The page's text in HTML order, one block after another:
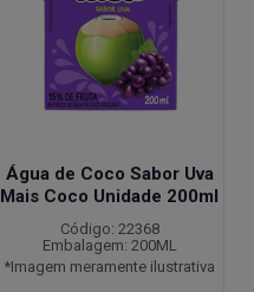
Água de Coco Sabor Uva
Mais Coco Unidade 200ml
Código: 22368
Embalagem: 200ML
*Imagem meramente ilustrativa